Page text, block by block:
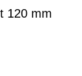
120 mm